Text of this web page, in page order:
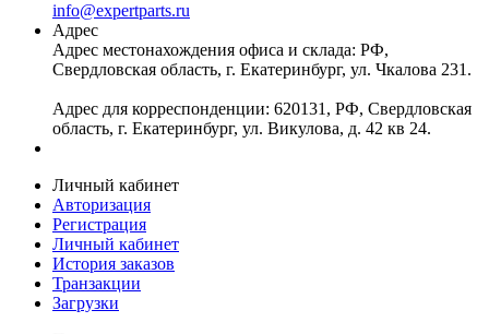
info@expertparts.ru
Адрес
Адрес местонахождения офиса и склада: РФ,
Свердловская область, г. Екатеринбург, ул. Чкалова 231.
Адрес для корреспонденции: 620131, РФ, Свердловская
область, г. Екатеринбург, ул. Викулова, д. 42 кв 24.
Личный кабинет
Авторизация
Регистрация
Личный кабинет
История заказов
Транзакции
Загрузки